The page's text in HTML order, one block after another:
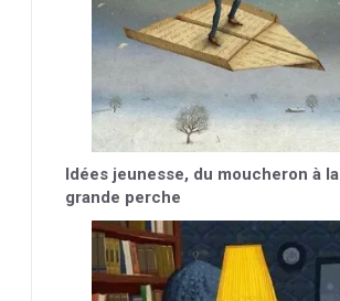
Idées jeunesse, du moucheron à la
grande perche